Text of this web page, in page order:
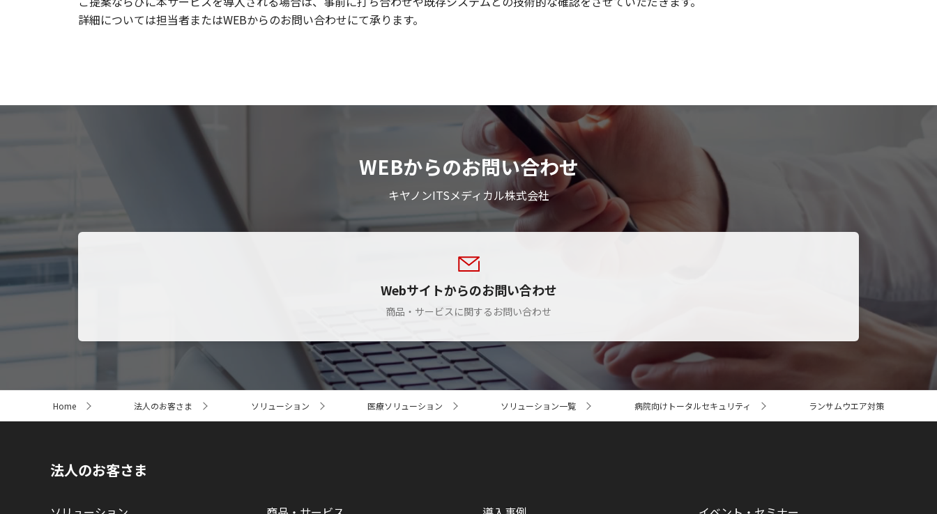
詳細については担当者またはWEBからのお問い合わせにて承ります。
WEBからのお問い合わせ
キヤノンITSメディカル株式会社
Webサイトからのお問い合わせ
商品・サービスに関するお問い合わせ
ト
Home 法人のお客さま ソリューション 医療ソリューション ソリューション一覧 病院向けトータルセキュリティ ランサムウエア対策
法人のお客さま